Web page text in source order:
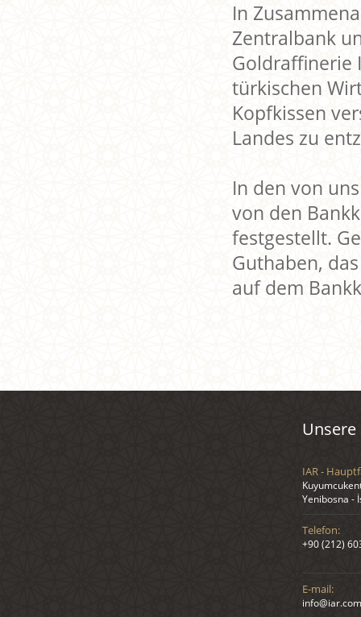
In
Zentralbank
Goldraffinerie
türkischen
Kopfkissen
Landes zu
In den von
von den
festgestellt.
Guthaben,
auf dem
IAR -
Yenibosna -
Telefon:
+90 (212)
E-mail: